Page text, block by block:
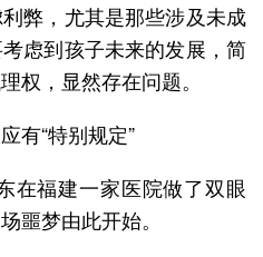
弊，尤其是那些涉及未成
虑到孩子未来的发展，简
权，显然存在问题。
有“特别规定”
在福建一家医院做了双眼
噩梦由此开始。